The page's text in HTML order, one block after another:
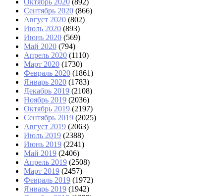
Октябрь 2020 (892)
Сентябрь 2020 (866)
Август 2020 (802)
Июль 2020 (893)
Июнь 2020 (569)
Май 2020 (794)
Апрель 2020 (1110)
Март 2020 (1730)
Февраль 2020 (1861)
Январь 2020 (1783)
Декабрь 2019 (2108)
Ноябрь 2019 (2036)
Октябрь 2019 (2197)
Сентябрь 2019 (2025)
Август 2019 (2063)
Июль 2019 (2388)
Июнь 2019 (2241)
Май 2019 (2406)
Апрель 2019 (2508)
Март 2019 (2457)
Февраль 2019 (1972)
Январь 2019 (1942)